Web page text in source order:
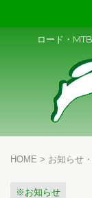
ロード・
HOME > お知らせ
※お知らせ